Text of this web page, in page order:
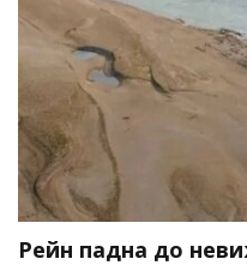
Рейн падна до